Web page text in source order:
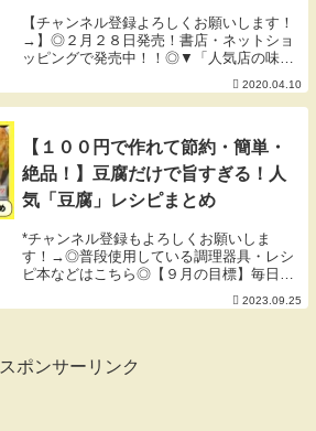
【kattyanneru】
【チャンネル登録よろしくお願いします！
→】◎２月２８日発売！書店・ネットショ
ッピングで発売中！！◎▼「人気店の味を
おうちで！週末が楽しくなる再現ごはん」
▼▼「twitter」▼▼「instagram」
▼▼「TikTok」▼▼｢Pintere...
2020.04.10
【１００円で作れて節約・簡単・
絶品！】豆腐だけで旨すぎる！人
気「豆腐」レシピまとめ
*チャンネル登録もよろしくお願いしま
す！→◎普段使用している調理器具・レシ
ピ本などはこちら◎【９月の目標】毎日暑
いけどパワフル。 byかっちゃん◎おすす
めの動画◎▼【２５０円でボリューム満
2023.09.25
スポンサーリンク